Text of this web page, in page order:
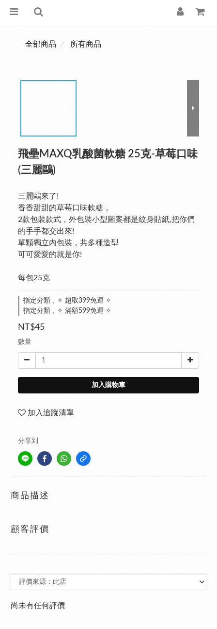
全部商品 所有商品
飛壘MAXQ乳酸菌軟糖 25克-草莓口味
(三麗鷗)
三麗鷗來了!
香香甜甜的草莓口味軟糖，
2款包裝款式，外包裝小型圖案都是紋身貼紙,把你們
的手手都交出來!
單顆獨立內包裝，共多種造型
可可愛愛的就是你!
每包25克
指定分類，✧ 超取399免運 ✧
指定分類，✧ 滿額599免運 ✧
NT$45
數量
加入購物車
加入追蹤清單
分享到
商品描述
顧客評價
尚未有任何評價